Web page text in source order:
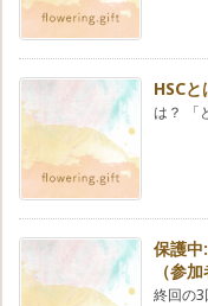
HSC
は？ 「
保護中
（参
終回の3